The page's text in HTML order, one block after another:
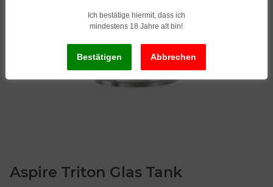
Aspire Triton Glas Tank
Ich bestätige hiermit, dass ich
mindestens 18 Jahre alt bin!